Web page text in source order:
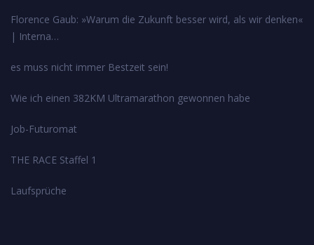
Florence Gaub: »Warum die Zukunft besser wird, als wir denken«
| Interna…
es muss nicht immer Bestzeit sein!
Wie ich einen 382KM Ultramarathon gewonnen habe
Job-Futuromat
THE RACE Staffel 1
Laufsprüche